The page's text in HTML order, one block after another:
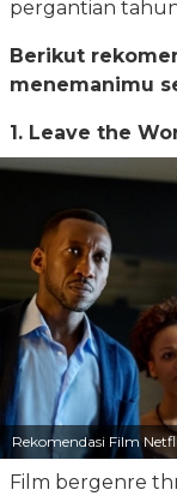
pergantian
Berikut
menemanimu
1. Leave the
Rekomendasi Film
Film bergenre